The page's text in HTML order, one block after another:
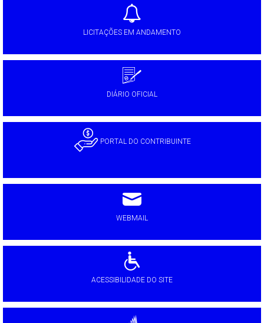
LICITAÇÕES EM ANDAMENTO
DIÁRIO OFICIAL
PORTAL DO CONTRIBUINTE
WEBMAIL
ACESSIBILIDADE DO SITE